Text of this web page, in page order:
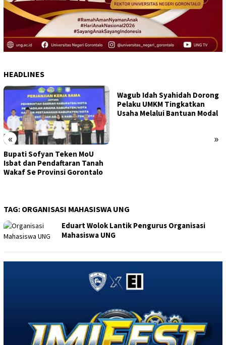
HEADLINES
« »
Bupati Sofyan Teken MoU
Isbat dan Pendaftaran Tanah
Wakaf Se Provinsi Gorontalo
Wagub Idah Syahidah Dorong
Pelaku UMKM Tingkatkan
Usaha Melalui Bantuan Modal
TAG: ORGANISASI MAHASISWA UNG
Eduart Wolok Lantik Pengurus Organisasi
Mahasiswa UNG